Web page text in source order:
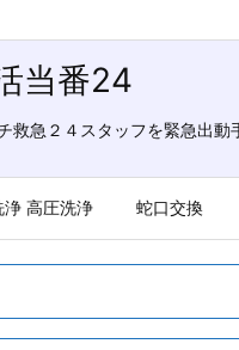
当番24
急２４スタッフを緊急出動
浄 高圧洗浄 蛇口交換